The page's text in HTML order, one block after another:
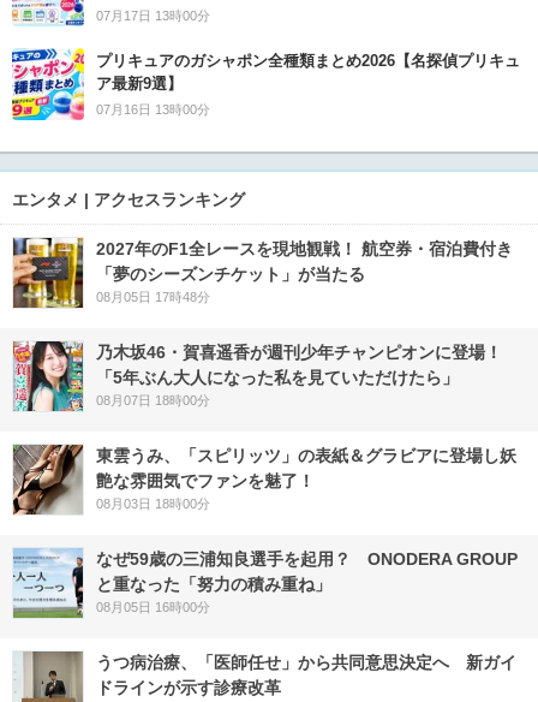
07月17日 13時00分
プリキュアのガシャポン全種類まとめ2026【名探偵プリキュ
ア最新9選】
07月16日 13時00分
エンタメ | アクセスランキング
2027年のF1全レースを現地観戦！ 航空券・宿泊費付き
「夢のシーズンチケット」が当たる
08月05日 17時48分
乃木坂46・賀喜遥香が週刊少年チャンピオンに登場！
「5年ぶん大人になった私を見ていただけたら」
08月07日 18時00分
東雲うみ、「スピリッツ」の表紙＆グラビアに登場し妖
艶な雰囲気でファンを魅了！
08月03日 18時00分
なぜ59歳の三浦知良選手を起用？ ONODERA GROUP
と重なった「努力の積み重ね」
08月05日 16時00分
うつ病治療、「医師任せ」から共同意思決定へ 新ガイ
ドラインが示す診療改革